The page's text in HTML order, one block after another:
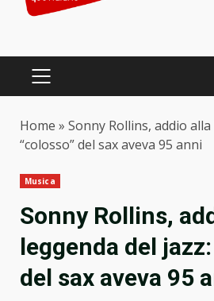
PRIMARY
Home » Sonny Rollins, addio
“colosso” del sax aveva 95 anni
Musica
Sonny Rollins,
leggenda del
del sax aveva 95